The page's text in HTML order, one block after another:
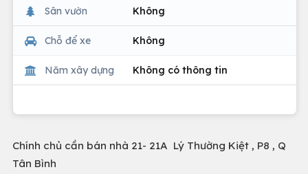
Sân vườn Không
Chỗ để xe Không
Năm xây dựng Không có thông tin
Chính chủ cần bán nhà 21- 21A Lý Thường Kiệt , P8 , Q
Tân Bình